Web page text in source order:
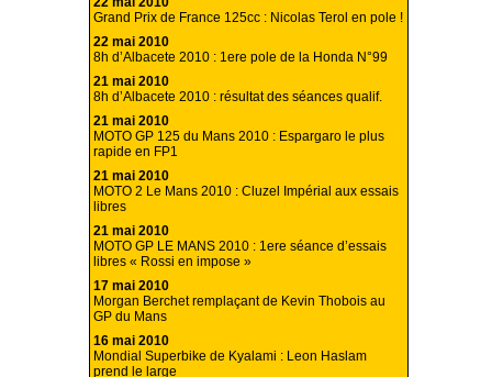
Grand Prix de France 125cc : Nicolas Terol en pole !
22 mai 2010
8h d’Albacete 2010 : 1ere pole de la Honda N°99
21 mai 2010
8h d’Albacete 2010 : résultat des séances qualif.
21 mai 2010
MOTO GP 125 du Mans 2010 : Espargaro le plus
rapide en FP1
21 mai 2010
MOTO 2 Le Mans 2010 : Cluzel Impérial aux essais
libres
21 mai 2010
MOTO GP LE MANS 2010 : 1ere séance d’essais
libres « Rossi en impose »
17 mai 2010
Morgan Berchet remplaçant de Kevin Thobois au
GP du Mans
16 mai 2010
Mondial Superbike de Kyalami : Leon Haslam
prend le large